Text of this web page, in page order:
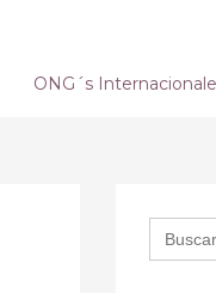
ONG´s
Buscar: